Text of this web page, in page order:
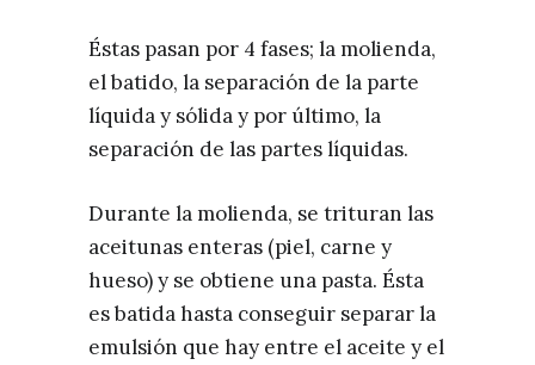
Éstas pasan por 4 fases; la molienda,
el batido, la separación de la parte
líquida y sólida y por último, la
separación de las partes líquidas.
Durante la molienda, se trituran las
aceitunas enteras (piel, carne y
hueso) y se obtiene una pasta. Ésta
es batida hasta conseguir separar la
emulsión que hay entre el aceite y el